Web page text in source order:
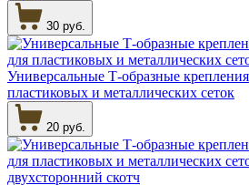
30 руб.
Универсальные Т-образные
пластиковых и металлических сеток
20 руб.